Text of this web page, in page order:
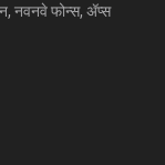
नवनवे फोन्स, ॲप्स